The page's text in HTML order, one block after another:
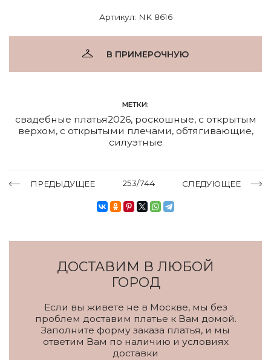
Артикул: NK 8616
В ПРИМЕРОЧНУЮ
МЕТКИ:
свадебные платья2026, роскошные, с открытым
верхом, с открытыми плечами, обтягивающие,
силуэтные
ПРЕДЫДУЩЕЕ 253/744 СЛЕДУЮЩЕЕ
ДОСТАВИМ В ЛЮБОЙ
ГОРОД
Если вы живете не в Москве, мы без
проблем доставим платье к Вам домой.
Заполните форму заказа платья, и мы
ответим Вам по наличию и условиях
доставки